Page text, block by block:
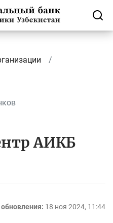
АИКБ
18 ноя 2024, 11:44